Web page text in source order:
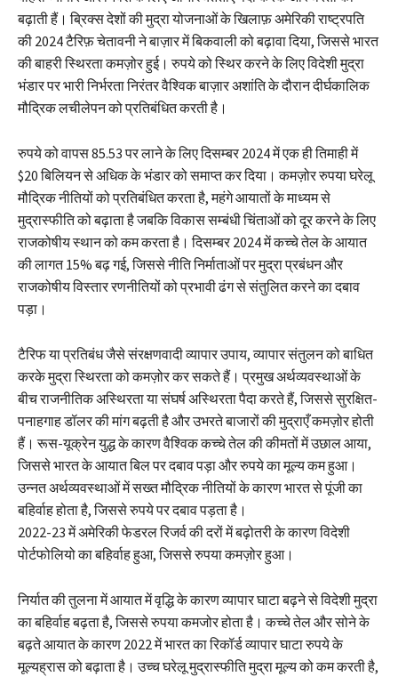
बढ़ाती हैं। ब्रिक्स देशों की मुद्रा योजनाओं के खिलाफ़ अमेरिकी राष्ट्रपति
की 2024 टैरिफ़ चेतावनी ने बाज़ार में बिकवाली को बढ़ावा दिया, जिससे भारत
की बाहरी स्थिरता कमज़ोर हुई। रुपये को स्थिर करने के लिए विदेशी मुद्रा
भंडार पर भारी निर्भरता निरंतर वैश्विक बाज़ार अशांति के दौरान दीर्घकालिक
मौद्रिक लचीलेपन को प्रतिबंधित करती है।
रुपये को वापस 85.53 पर लाने के लिए दिसम्बर 2024 में एक ही तिमाही में
$20 बिलियन से अधिक के भंडार को समाप्त कर दिया। कमज़ोर रुपया घरेलू
मौद्रिक नीतियों को प्रतिबंधित करता है, महंगे आयातों के माध्यम से
मुद्रास्फीति को बढ़ाता है जबकि विकास सम्बंधी चिंताओं को दूर करने के लिए
राजकोषीय स्थान को कम करता है। दिसम्बर 2024 में कच्चे तेल के आयात
की लागत 15% बढ़ गई, जिससे नीति निर्माताओं पर मुद्रा प्रबंधन और
राजकोषीय विस्तार रणनीतियों को प्रभावी ढंग से संतुलित करने का दबाव
पड़ा।
टैरिफ या प्रतिबंध जैसे संरक्षणवादी व्यापार उपाय, व्यापार संतुलन को बाधित
करके मुद्रा स्थिरता को कमज़ोर कर सकते हैं। प्रमुख अर्थव्यवस्थाओं के
बीच राजनीतिक अस्थिरता या संघर्ष अस्थिरता पैदा करते हैं, जिससे सुरक्षित-
पनाहगाह डॉलर की मांग बढ़ती है और उभरते बाजारों की मुद्राएँ कमज़ोर होती
हैं। रूस-यूक्रेन युद्ध के कारण वैश्विक कच्चे तेल की कीमतों में उछाल आया,
जिससे भारत के आयात बिल पर दबाव पड़ा और रुपये का मूल्य कम हुआ।
उन्नत अर्थव्यवस्थाओं में सख्त मौद्रिक नीतियों के कारण भारत से पूंजी का
बहिर्वाह होता है, जिससे रुपये पर दबाव पड़ता है।
2022-23 में अमेरिकी फेडरल रिजर्व की दरों में बढ़ोतरी के कारण विदेशी
पोर्टफोलियो का बहिर्वाह हुआ, जिससे रुपया कमज़ोर हुआ।
निर्यात की तुलना में आयात में वृद्धि के कारण व्यापार घाटा बढ़ने से विदेशी मुद्रा
का बहिर्वाह बढ़ता है, जिससे रुपया कमजोर होता है। कच्चे तेल और सोने के
बढ़ते आयात के कारण 2022 में भारत का रिकॉर्ड व्यापार घाटा रुपये के
मूल्यह्रास को बढ़ाता है। उच्च घरेलू मुद्रास्फीति मुद्रा मूल्य को कम करती है,